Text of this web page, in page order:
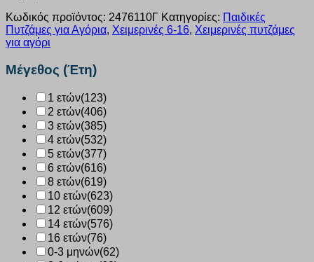
Κωδικός προϊόντος: 2476110Γ Κατηγορίες: Παιδικές
Πυτζάμες για Αγόρια, Χειμερινές 6-16, Χειμερινές πυτζάμες
για αγόρι
Μέγεθος (Έτη)
1 ετών(123)
2 ετών(406)
3 ετών(385)
4 ετών(532)
5 ετών(377)
6 ετών(616)
8 ετών(619)
10 ετών(623)
12 ετών(609)
14 ετών(576)
16 ετών(76)
0-3 μηνών(62)